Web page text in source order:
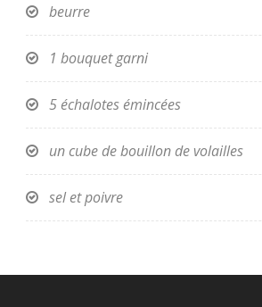
beurre
1 bouquet garni
5 échalotes émincées
un cube de bouillon de volailles
sel et poivre